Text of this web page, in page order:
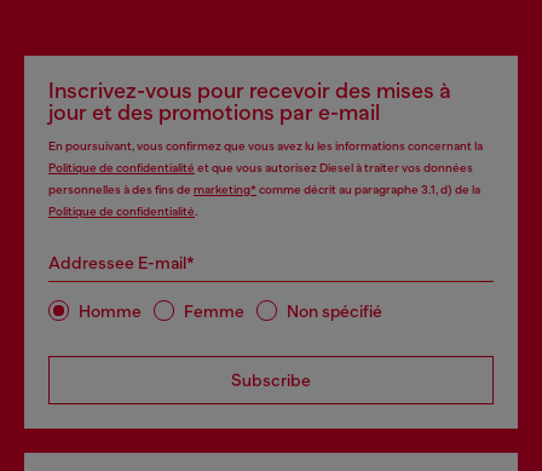
Inscrivez-vous pour recevoir des mises à
jour et des promotions par e-mail
En poursuivant, vous confirmez que vous avez lu les informations concernant la
Politique de confidentialité et que vous autorisez Diesel à traiter vos données
personnelles à des fins de marketing*comme décrit au paragraphe 3.1, d) de la
Politique de confidentialité
Addressee E-mail*
Homme Femme Non spécifié
Subscribe